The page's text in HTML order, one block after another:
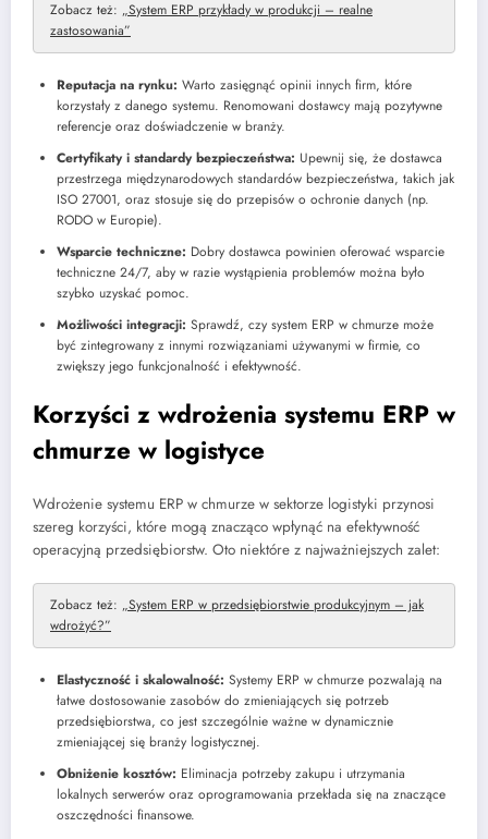
Zobacz też: „System ERP przykłady w produkcji – realne
zastosowania”
Reputacja na rynku: Warto zasięgnąć opinii innych firm, które
korzystały z danego systemu. Renomowani dostawcy mają pozytywne
referencje oraz doświadczenie w branży.
Certyfikaty i standardy bezpieczeństwa: Upewnij się, że dostawca
przestrzega międzynarodowych standardów bezpieczeństwa, takich jak
ISO 27001, oraz stosuje się do przepisów o ochronie danych (np.
RODO w Europie).
Wsparcie techniczne: Dobry dostawca powinien oferować wsparcie
techniczne 24/7, aby w razie wystąpienia problemów można było
szybko uzyskać pomoc.
Możliwości integracji: Sprawdź, czy system ERP w chmurze może
być zintegrowany z innymi rozwiązaniami używanymi w firmie, co
zwiększy jego funkcjonalność i efektywność.
Korzyści z wdrożenia systemu ERP w
chmurze w logistyce
Wdrożenie systemu ERP w chmurze w sektorze logistyki przynosi
szereg korzyści, które mogą znacząco wpłynąć na efektywność
operacyjną przedsiębiorstw. Oto niektóre z najważniejszych zalet:
Zobacz też: „System ERP w przedsiębiorstwie produkcyjnym – jak
wdrożyć?”
Elastyczność i skalowalność: Systemy ERP w chmurze pozwalają na
łatwe dostosowanie zasobów do zmieniających się potrzeb
przedsiębiorstwa, co jest szczególnie ważne w dynamicznie
zmieniającej się branży logistycznej.
Obniżenie kosztów: Eliminacja potrzeby zakupu i utrzymania
lokalnych serwerów oraz oprogramowania przekłada się na znaczące
oszczędności finansowe.